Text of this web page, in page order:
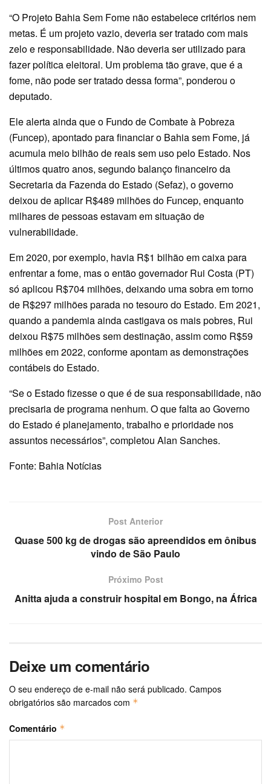
“O Projeto Bahia Sem Fome não estabelece critérios nem
metas. É um projeto vazio, deveria ser tratado com mais
zelo e responsabilidade. Não deveria ser utilizado para
fazer política eleitoral. Um problema tão grave, que é a
fome, não pode ser tratado dessa forma”, ponderou o
deputado.
Ele alerta ainda que o Fundo de Combate à Pobreza
(Funcep), apontado para financiar o Bahia sem Fome, já
acumula meio bilhão de reais sem uso pelo Estado. Nos
últimos quatro anos, segundo balanço financeiro da
Secretaria da Fazenda do Estado (Sefaz), o governo
deixou de aplicar R$489 milhões do Funcep, enquanto
milhares de pessoas estavam em situação de
vulnerabilidade.
Em 2020, por exemplo, havia R$1 bilhão em caixa para
enfrentar a fome, mas o então governador Rui Costa (PT)
só aplicou R$704 milhões, deixando uma sobra em torno
de R$297 milhões parada no tesouro do Estado. Em 2021,
quando a pandemia ainda castigava os mais pobres, Rui
deixou R$75 milhões sem destinação, assim como R$59
milhões em 2022, conforme apontam as demonstrações
contábeis do Estado.
“Se o Estado fizesse o que é de sua responsabilidade, não
precisaria de programa nenhum. O que falta ao Governo
do Estado é planejamento, trabalho e prioridade nos
assuntos necessários”, completou Alan Sanches.
Fonte: Bahia Notícias
Post Anterior
Quase 500 kg de drogas são apreendidos em ônibus
vindo de São Paulo
Próximo Post
Anitta ajuda a construir hospital em Bongo, na África
Deixe um comentário
O seu endereço de e-mail não será publicado. Campos
obrigatórios são marcados com *
Comentário *